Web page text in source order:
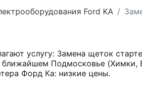
Ford KA
услугу: Замена щеток
Подмосковье (Химки,
Форд Ка: низкие цены.